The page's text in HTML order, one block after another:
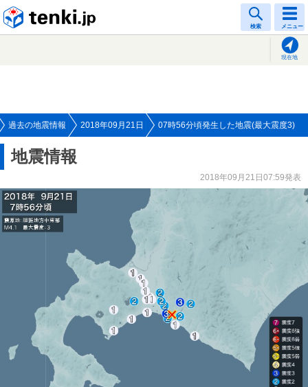
検索 メニュー
現在地
過去の地震情報 2018年09月21日 07時56分頃発生した地震(最大震度3)
地震情報
2018年09月21日07:59発表